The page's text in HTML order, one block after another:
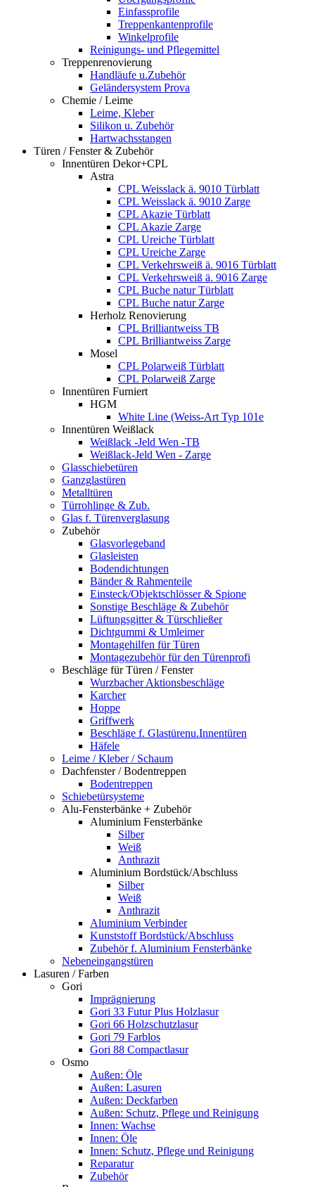
Einfassprofile
Treppenkantenprofile
Winkelprofile
Reinigungs- und Pflegemittel
Treppenrenovierung
Handläufe u.Zubehör
Geländersystem Prova
Chemie / Leime
Leime, Kleber
Silikon u. Zubehör
Hartwachsstangen
Türen / Fenster & Zubehör
Innentüren Dekor+CPL
Astra
CPL Weisslack ä. 9010 Türblatt
CPL Weisslack ä. 9010 Zarge
CPL Akazie Türblatt
CPL Akazie Zarge
CPL Ureiche Türblatt
CPL Ureiche Zarge
CPL Verkehrsweiß ä. 9016 Türblatt
CPL Verkehrsweiß ä. 9016 Zarge
CPL Buche natur Türblatt
CPL Buche natur Zarge
Herholz Renovierung
CPL Brilliantweiss TB
CPL Brilliantweiss Zarge
Mosel
CPL Polarweiß Türblatt
CPL Polarweiß Zarge
Innentüren Furniert
HGM
White Line (Weiss-Art Typ 101e
Innentüren Weißlack
Weißlack -Jeld Wen -TB
Weißlack-Jeld Wen - Zarge
Glasschiebetüren
Ganzglastüren
Metalltüren
Türrohlinge & Zub.
Glas f. Türenverglasung
Zubehör
Glasvorlegeband
Glasleisten
Bodendichtungen
Bänder & Rahmenteile
Einsteck/Objektschlösser & Spione
Sonstige Beschläge & Zubehör
Lüftungsgitter & Türschließer
Dichtgummi & Umleimer
Montagehilfen für Türen
Montagezubehör für den Türenprofi
Beschläge für Türen / Fenster
Wurzbacher Aktionsbeschläge
Karcher
Hoppe
Griffwerk
Beschläge f. Glastürenu.Innentüren
Häfele
Leime / Kleber / Schaum
Dachfenster / Bodentreppen
Bodentreppen
Schiebetürsysteme
Alu-Fensterbänke + Zubehör
Aluminium Fensterbänke
Silber
Weiß
Anthrazit
Aluminium Bordstück/Abschluss
Silber
Weiß
Anthrazit
Aluminium Verbinder
Kunststoff Bordstück/Abschluss
Zubehör f. Aluminium Fensterbänke
Nebeneingangstüren
Lasuren / Farben
Gori
Imprägnierung
Gori 33 Futur Plus Holzlasur
Gori 66 Holzschutzlasur
Gori 79 Farblos
Gori 88 Compactlasur
Osmo
Außen: Öle
Außen: Lasuren
Außen: Deckfarben
Außen: Schutz, Pflege und Reinigung
Innen: Wachse
Innen: Öle
Innen: Schutz, Pflege und Reinigung
Reparatur
Zubehör